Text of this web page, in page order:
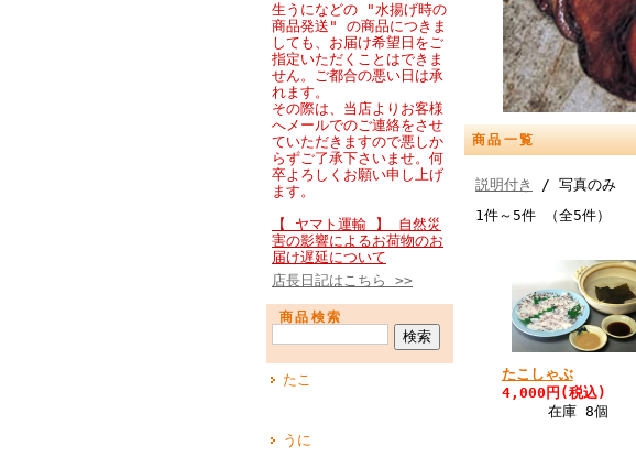
生うになどの "水揚げ時の
商品発送" の商品につきま
しても、お届け希望日をご
指定いただくことはできま
せん。ご都合の悪い日は承
れます。
その際は、当店よりお客様
へメールでのご連絡をさせ
ていただきますので悪しか
らずご了承下さいませ。何
卒よろしくお願い申し上げ
ます。
【 ヤマト運輸 】 自然災
害の影響によるお荷物のお
届け遅延について
店長日記はこちら >>
商品検索
たこ
うに
商品一覧
説明付き
/ 写真のみ
1件～5件 （全5件）
たこしゃぶ
4,000円(税込)
在庫 8個